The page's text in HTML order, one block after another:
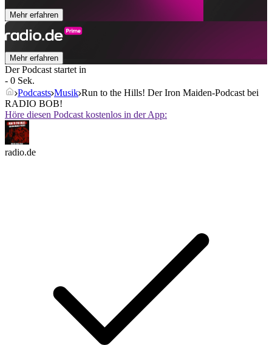
Mehr erfahren
Mehr erfahren
Der Podcast startet in
- 0 Sek.
Podcasts Musik Run to the Hills! Der Iron Maiden-Podcast bei
RADIO BOB!
Höre diesen Podcast kostenlos in der App:
radio.de